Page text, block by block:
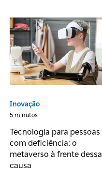
Inovação
5 minutos
Tecnologia para pessoas
com deficiência: o
metaverso à frente dessa
causa